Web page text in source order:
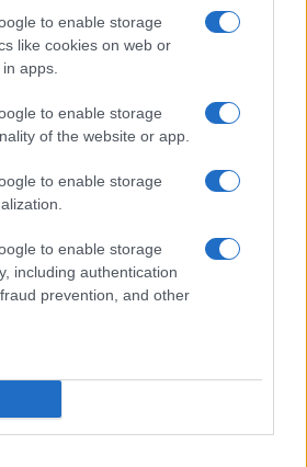
to enable storage
like cookies on web or
apps.
to enable storage
of the website or app.
to enable storage
to enable storage
including authentication
prevention, and other
en Seefeld, Mösern y
adecuadas para
Umhausen–Niederthai–
m): subida constante en
empinados en fondo
Umhausen, malghe a lo largo
en el pueblo al regreso.
ejemplos: antes de salir,
y en mapas actualizados
o limitaciones a la
la planificación con días
blancas ordenadas, bosques